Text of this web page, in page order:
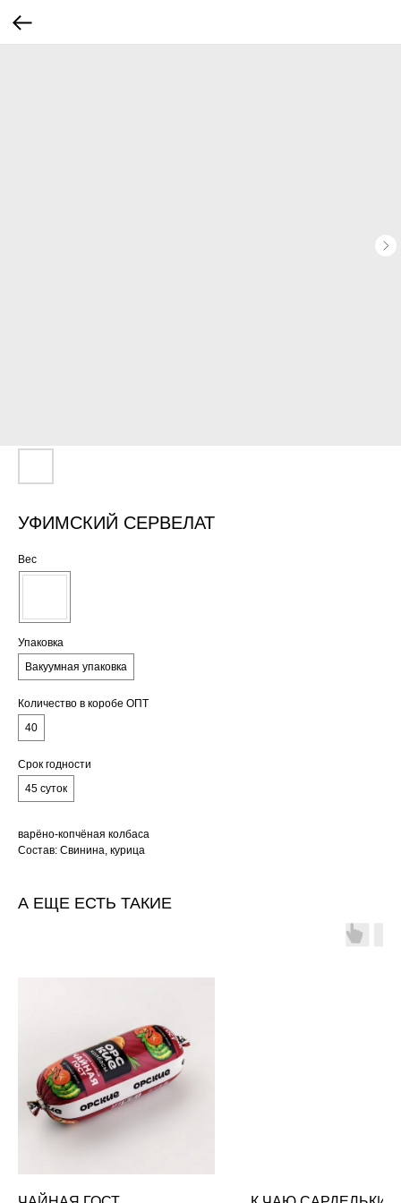
УФИМСКИЙ СЕРВЕЛАТ
Вес
Упаковка
Вакуумная упаковка
Количество в коробе ОПТ
40
Срок годности
45 суток
варёно-копчёная колбаса
Состав: Свинина, курица
А ЕЩЕ ЕСТЬ ТАКИЕ